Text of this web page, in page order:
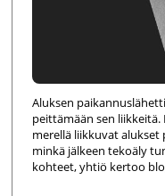
Aluksen
peittämään sen
merellä liikkuvat alukset
minkä jälkeen tekoäly
kohteet, yhtiö kertoo